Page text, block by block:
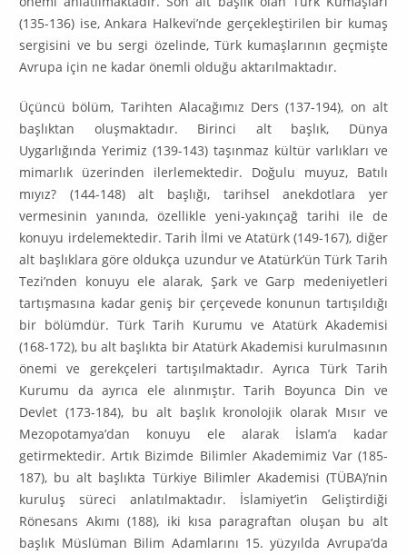
(135-136) ise, Ankara Halkevi’nde gerçekleşti­rilen bir kumaş
sergisini ve bu sergi öze­linde, Türk kumaşlarının geçmişte
Avrupa için ne kadar önemli olduğu aktarılmaktadır.
Üçüncü bölüm, Tarihten Alacağımız Ders (137-194), on alt
başlıktan oluşmaktadır. Birinci alt başlık, Dünya
Uygarlığında Yerimiz (139-143) taşınmaz kültür varlıkları ve
mimarlık üzerinden iler­lemektedir. Doğulu muyuz, Batılı
mıyız? (144-148) alt başlığı, tarihsel anekdotlara yer
vermesinin yanında, özellikle yeni-yakınçağ tarihi ile de
konuyu irdelemektedir. Tarih İlmi ve Atatürk (149-167), diğer
alt başlıklara göre oldukça uzundur ve Atatürk’ün Türk Tarih
Tezi’nden konuyu ele ala­rak, Şark ve Garp medeniyetleri
tartışmasına kadar geniş bir çerçevede konunun tartışıldığı
bir bölümdür. Türk Tarih Kurumu ve Atatürk Akademisi
(168-172), bu alt başlıkta bir Atatürk Akade­misi kurulmasının
önemi ve gerekçeleri tartışılmaktadır. Ayrıca Türk Tarih
Kurumu da ayrıca ele alınmıştır. Tarih Boyunca Din ve
Devlet (173-184), bu alt başlık kronolojik olarak Mısır ve
Mezopo­tamya’dan konuyu ele alarak İslam’a kadar
getirmektedir. Artık Bizimde Bilimler Akademimiz Var (185-
187), bu alt başlıkta Türkiye Bilimler Akademisi (TÜBA)’nin
kuruluş süreci anlatılmaktadır. İslamiyet’in Geliştirdiği
Rönesans Akımı (188), iki kısa paragraftan oluşan bu alt
başlık Müslüman Bilim Adamlarını 15. yüzyılda Avrupa’da